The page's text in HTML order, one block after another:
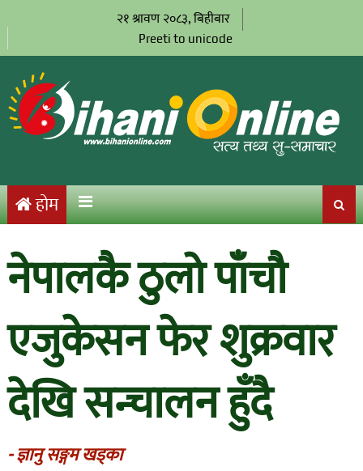
२१ श्रावण २०८३, बिहीबार
Preeti to unicode
होम
नेपालकै ठुलो पाँचौ
एजुकेसन फेर शुक्रवार
देखि सन्चालन हुँदै
- ज्ञानु सङ्गम खड्का